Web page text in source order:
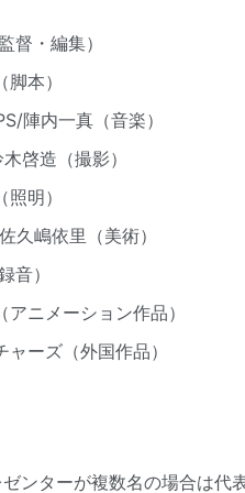
督・編集）
本）
陣内一真（音楽）
啓造（撮影）
明）
久嶋依里（美術）
音）
アニメーション作品）
ャーズ（外国作品）
ンターが複数名の場合は代